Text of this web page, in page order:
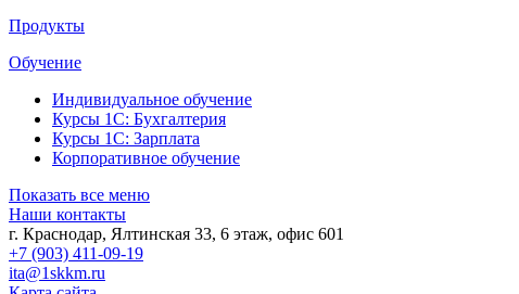
Продукты
Обучение
Индивидуальное обучение
Курсы 1С: Бухгалтерия
Курсы 1С: Зарплата
Корпоративное обучение
Показать все меню
Наши контакты
г. Краснодар, Ялтинская 33, 6 этаж, офис 601
+7 (903) 411-09-19
ita@1skkm.ru